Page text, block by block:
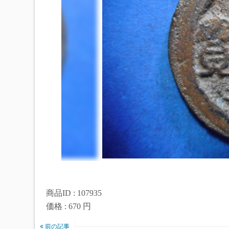
商品ID : 107935
価格 : 670 円
前の記事